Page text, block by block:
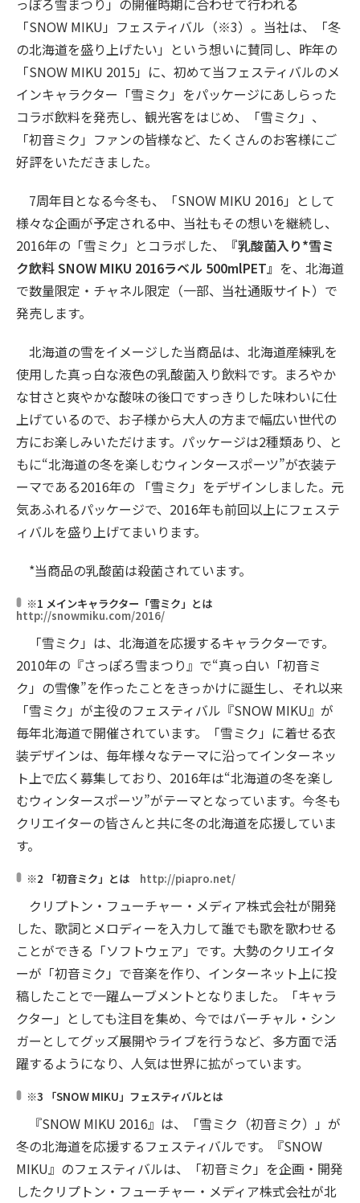
っぽろ雪まつり」の開催時期に合わせて行われる
「SNOW MIKU」フェスティバル（※3）。当社は、「冬
の北海道を盛り上げたい」という想いに賛同し、昨年の
「SNOW MIKU 2015」に、初めて当フェスティバルのメ
インキャラクター「雪ミク」をパッケージにあしらった
コラボ飲料を発売し、観光客をはじめ、「雪ミク」、
「初音ミク」ファンの皆様など、たくさんのお客様にご
好評をいただきました。
7周年目となる今冬も、「SNOW MIKU 2016」として
様々な企画が予定される中、当社もその想いを継続し、
2016年の「雪ミク」とコラボした、
『乳酸菌入り*雪ミ
ク飲料 SNOW MIKU 2016ラベル 500mlPET』 を、北海道
で数量限定・チャネル限定（一部、当社通販サイト）で
発売します。
北海道の雪をイメージした当商品は、北海道産練乳を
使用した真っ白な液色の乳酸菌入り飲料です。まろやか
な甘さと爽やかな酸味の後口ですっきりした味わいに仕
上げているので、お子様から大人の方まで幅広い世代の
方にお楽しみいただけます。パッケージは2種類あり、と
もに“北海道の冬を楽しむウィンタースポーツ”が衣装テ
ーマである2016年の 「雪ミク」をデザインしました。元
気あふれるパッケージで、2016年も前回以上にフェステ
ィバルを盛り上げてまいります。
*当商品の乳酸菌は殺菌されています。
※1 メインキャラクター「雪ミク」とは
http://snowmiku.com/2016/
「雪ミク」は、北海道を応援するキャラクターです。
2010年の『さっぽろ雪まつり』で“真っ白い「初音ミ
ク」の雪像”を作ったことをきっかけに誕生し、それ以来
「雪ミク」が主役のフェスティバル『SNOW MIKU』が
毎年北海道で開催されています。「雪ミク」に着せる衣
装デザインは、毎年様々なテーマに沿ってインターネッ
ト上で広く募集しており、2016年は“北海道の冬を楽し
むウィンタースポーツ”がテーマとなっています。今冬も
クリエイターの皆さんと共に冬の北海道を応援していま
す。
※2 「初音ミク」とは http://piapro.net/
クリプトン・フューチャー・メディア株式会社が開発
した、歌詞とメロディーを入力して誰でも歌を歌わせる
ことができる「ソフトウェア」です。大勢のクリエイタ
ーが「初音ミク」で音楽を作り、インターネット上に投
稿したことで一躍ムーブメントとなりました。「キャラ
クター」としても注目を集め、今ではバーチャル・シン
ガーとしてグッズ展開やライブを行うなど、多方面で活
躍するようになり、人気は世界に拡がっています。
※3 「SNOW MIKU」フェスティバルとは
『SNOW MIKU 2016』は、「雪ミク（初音ミク）」が
冬の北海道を応援するフェスティバルです。『SNOW
MIKU』のフェスティバルは、「初音ミク」を企画・開発
したクリプトン・フューチャー・メディア株式会社が北